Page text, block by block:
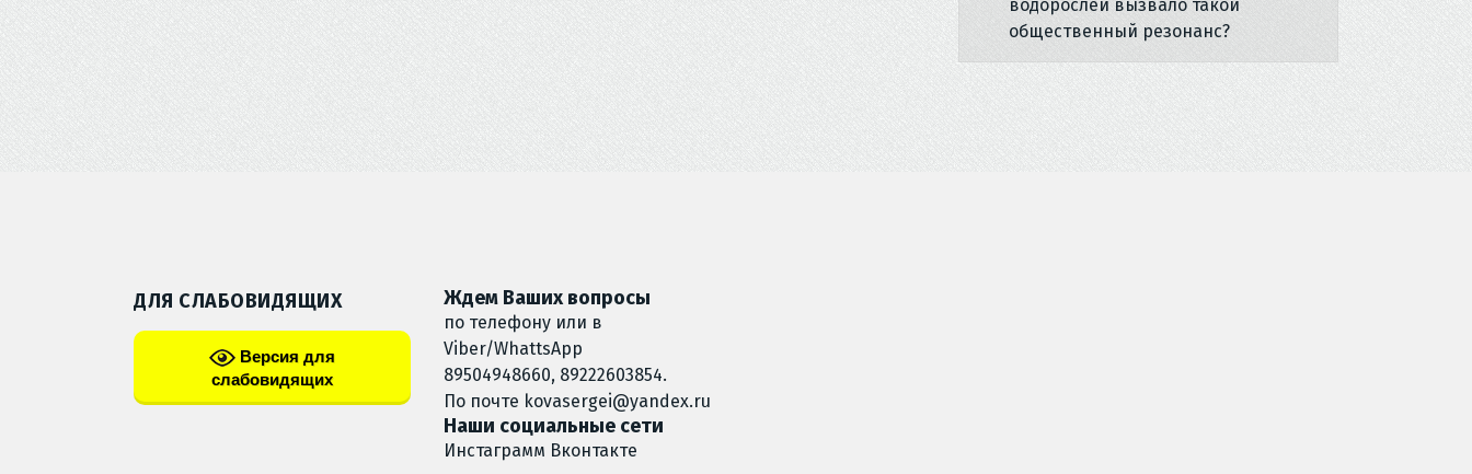
водорослей вызвало такой
общественный резонанс?
ДЛЯ СЛАБОВИДЯЩИХ
Версия для
слабовидящих
Ждем Ваших вопросы
по телефону или в
Viber/WhattsApp
89504948660, 89222603854.
По почте kovasergei@yandex.ru
Наши социальные сети
Инстаграмм Вконтакте